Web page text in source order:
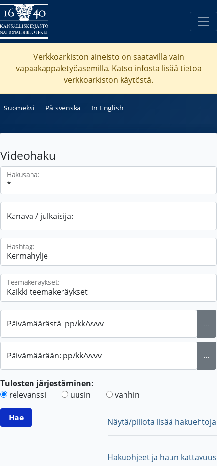
Verkkoarkiston aineisto on saatavilla vain
vapaakappaletyöasemilla. Katso infosta lisää tietoa
verkkoarkiston käytöstä.
Suomeksi ― På svenska ― In English
Videohaku
Hakusana:
Kanava / julkaisija:
Hashtag:
Teemakeräykset:
Päivämäärästä: pp/kk/vvvv ...
Päivämäärään: pp/kk/vvvv ...
Tulosten järjestäminen:
relevanssi
uusin vanhin
Näytä/piilota lisää hakuehtoja
Hakuohjeet ja haun kattavuus